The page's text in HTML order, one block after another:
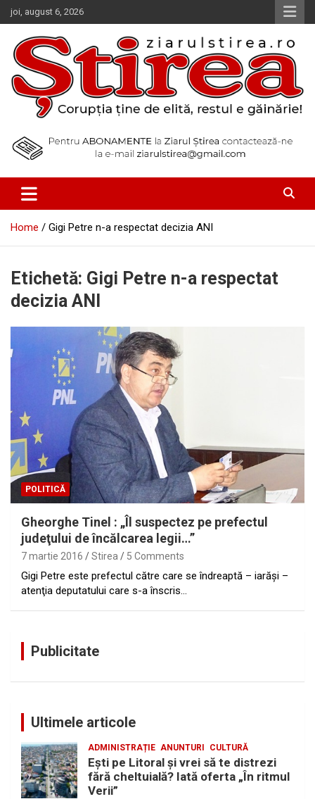
Skip
to
content
joi, august 6, 2026
Ziarul Știrea
Home Gigi Petre n-a respectat decizia ANI
Etichetă: Gigi Petre n-a respectat
decizia ANI
POLITICĂ
Gheorghe Tinel : „Îl suspectez pe prefectul
judeţului de încălcarea legii…”
7 martie 2016 Stirea 5 Comments
Gigi Petre este prefectul către care se îndreaptă – iarăşi –
atenţia deputatului care s-a înscris…
Publicitate
Ultimele articole
ADMINISTRAȚIE ANUNTURI CULTURĂ
Eşti pe Litoral şi vrei să te distrezi
fără cheltuială? Iată oferta „În ritmul
Verii”